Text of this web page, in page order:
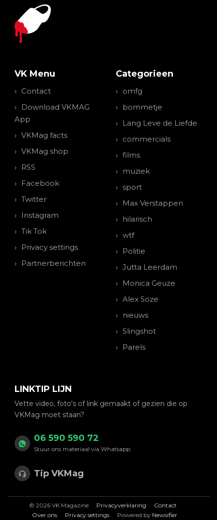
VK Menu
Contact
Download VKMAG
App
VKMag facts
VKMag shop
RSS
Facebook
Twitter
Instagram
Tik Tok
Privacy settings
Partnerberichten
Categorieen
omfg
bommetje
Lang Leve de Liefde
commercials
films
muziek
sport
Max Verstappen
hilarisch
wtf
Politie
Jutta Leerdam
Monica Geuze
Alex Soze
nieuws
Slingshot
Parels
LINKTIP LIJN
Vette video, foto's of link gemaakt of gezien die op
VKMag moet staan?
06 590 590 72
Stuur ons materiaal via Whatsapp
Tip VKMag
© 2026 VK Magazine Privacyverklaring
Contact
Over ons
Privacy settings Powered by Newsifier